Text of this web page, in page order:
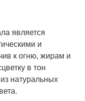
является
и
к огню, жирам и
в тон
натуральных